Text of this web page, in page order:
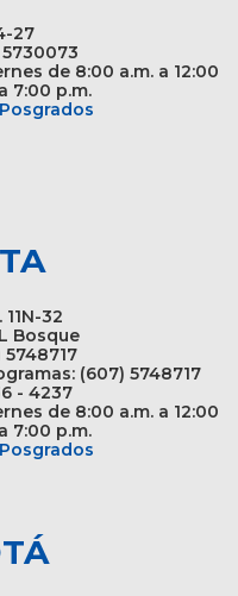
27
5730073
de 8:00 a.m. a 12:00
7:00 p.m.
Posgrados
32
Bosque
5748717
(607) 5748717
- 4237
de 8:00 a.m. a 12:00
7:00 p.m.
Posgrados